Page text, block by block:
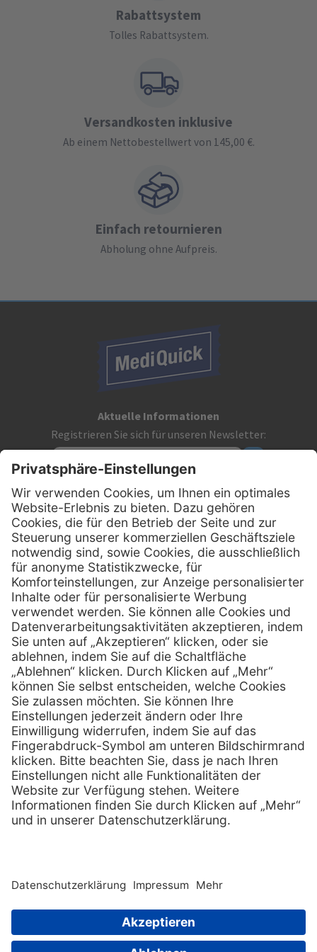
Rabattsystem
Tolles Rabattsystem.
Versandkosten inklusive
Ab einem Nettobestellwert von 145,00 €.
Einfach retournieren
Abholung ohne Aufpreis.
Aktuelle Informationen
Registrieren Sie sich für unseren Newsletter:
Kontakt
MediQuick Arzt- und Krankenhausbedarfshandel GmbH
Hans-Wunderlich-Straße 7
D-49078 Osnabrück
Telefon:0800 - 633 43 66
E-Mail: info @ mediquick.de
Services
Serviceversprechen
Sprechstundenbedarf
Retoure anmelden
Hilfe
FAQs
Kontakt
Lob & Kritik
Zertifikat Rechtliches
AGB
Impressum
Datenschutz
Copyright © 2026 MediQuick Arzt-
GmbH. All rights
Fachkreise.